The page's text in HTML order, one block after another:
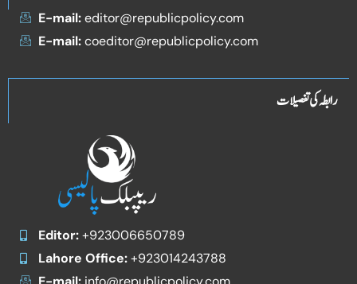
E-mail:editor@republicpolicy.com
E-mail:coeditor@republicpolicy.com
رابطہ کی تفصیلات
Editor:+923006650789
Lahore Office:+923014243788